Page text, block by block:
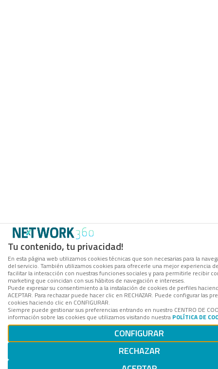
Tu contenido, tu privacidad!
En esta página web utilizamos cookies técnicas que son necesarias para la
del servicio. También utilizamos cookies para ofrecerle una mejor experiencia
facilitar la interacción con nuestras funciones sociales y para permitirle recibir
marketing que coincidan con sus hábitos de navegación e intereses.
Puede expresar su consentimiento a la instalación de cookies de perfiles
ACEPTAR. Para rechazar puede hacer clic en RECHAZAR. Puede configurar las
cookies haciendo clic en CONFIGURAR.
Siempre puede gestionar sus preferencias entrando en nuestro CENTRO DE
información sobre las cookies que utilizamos visitando nuestra POLÍTICA DE
CONFIGURAR
RECHAZAR